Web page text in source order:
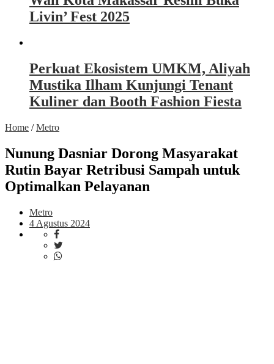
Livin’ Fest 2025
Perkuat Ekosistem UMKM, Aliyah
Mustika Ilham Kunjungi Tenant
Kuliner dan Booth Fashion Fiesta
Home /Metro
Nunung Dasniar Dorong Masyarakat
Rutin Bayar Retribusi Sampah untuk
Optimalkan Pelayanan
Metro
4 Agustus 2024